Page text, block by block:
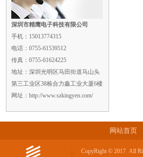
深圳市精鹰电子科技有限公司
手机：15013774315
电话：0755-61539512
传真：0755-61624225
地址：深圳光明区马田街道马山头
第三工业区38栋合力鑫工业大厦6楼
网址：http://www.szkingyen.com/
网站首页
CopyRight © 2017 All